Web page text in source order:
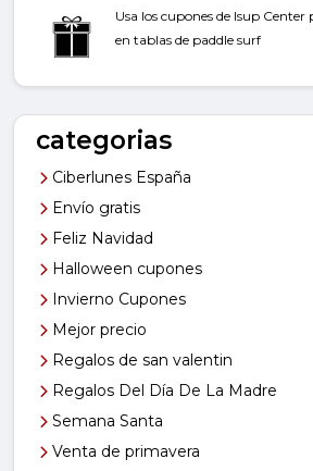
Usa los cupones de Isup
en tablas de paddle surf
categorias
Ciberlunes España
Envío gratis
Feliz Navidad
Halloween cupones
Invierno Cupones
Mejor precio
Regalos de san valentin
Regalos Del Día De La Madre
Semana Santa
Venta de primavera